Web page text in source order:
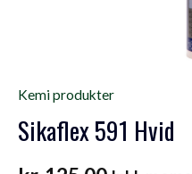
Kemi produkter
Sikaflex 591 Hvid